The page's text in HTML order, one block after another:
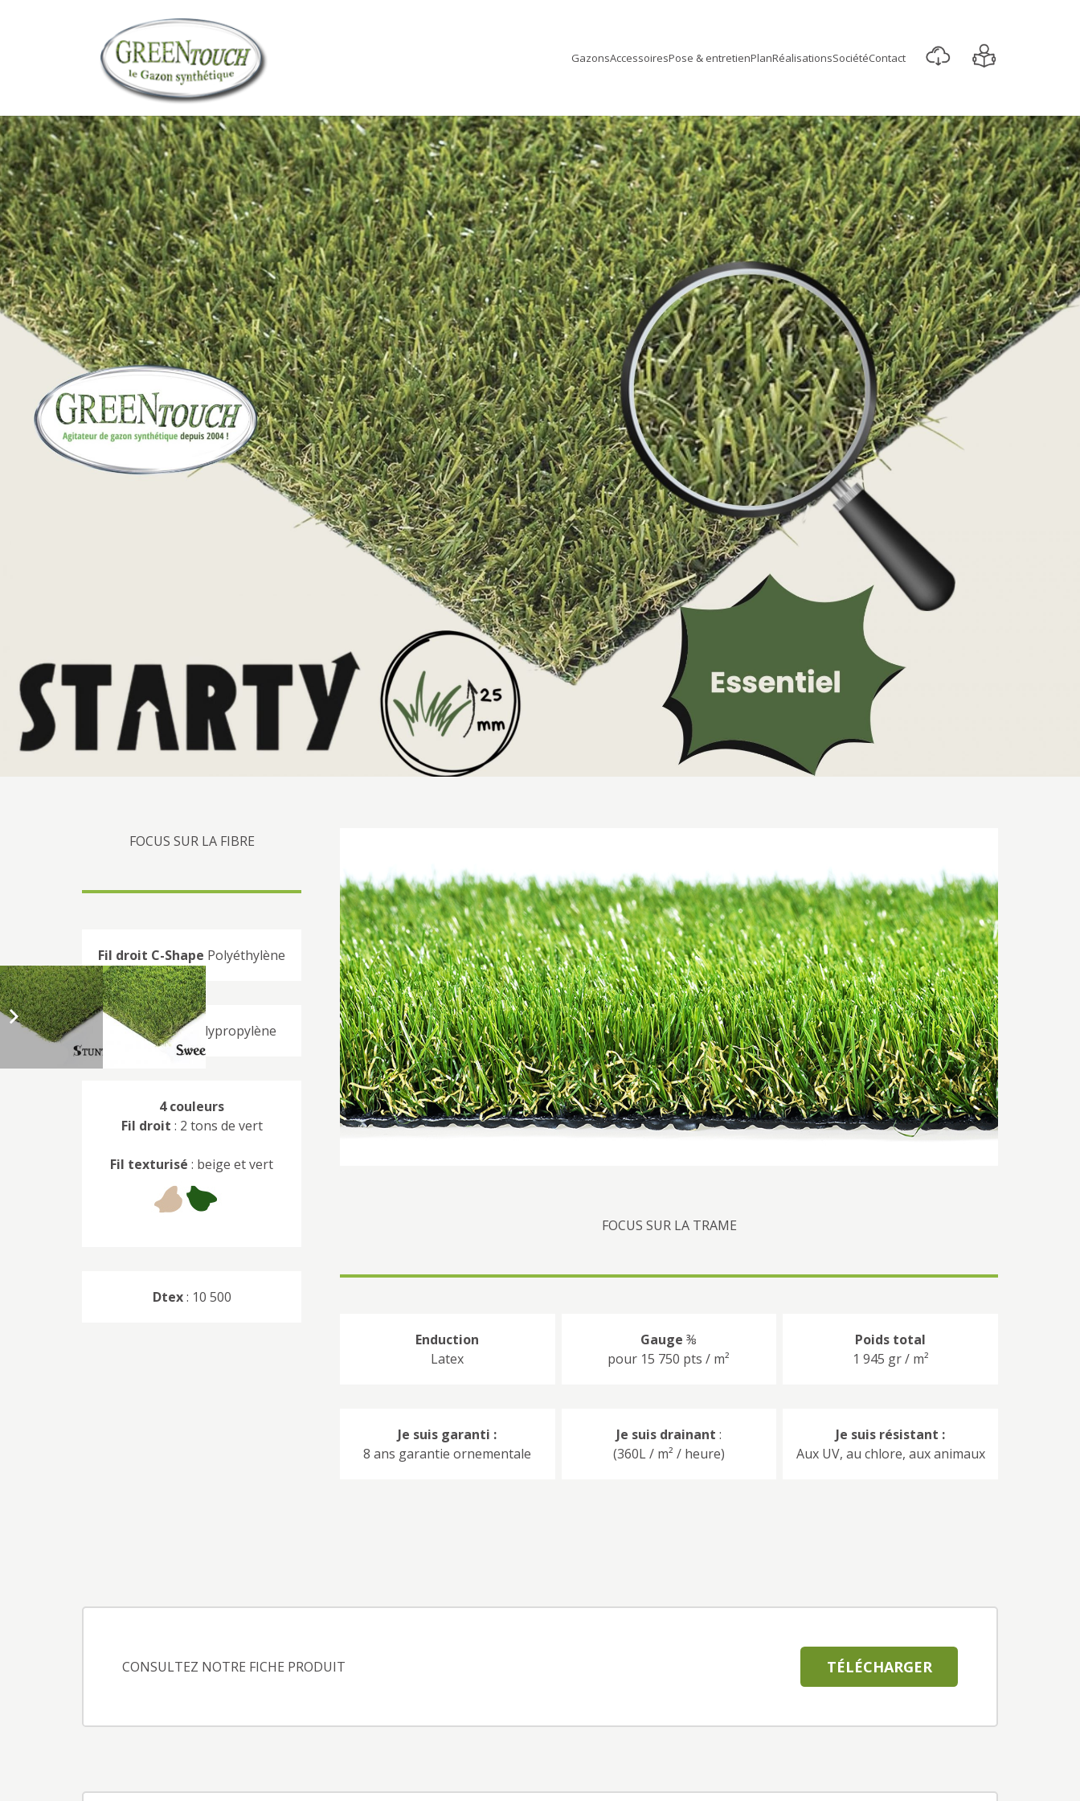
GazonsAccessoiresPose & entretienPlanRéalisationsSociétéContact
FOCUS SUR LA FIBRE
Fil droit C-Shape Polyéthylène
Fil texturiséPolypropylène
4 couleurs
Fil droit : 2 tons de vert
Fil texturisé : beige et vert
Dtex: 10 500
FOCUS SUR LA TRAME
Enduction
Latex
Gauge ⅜
pour 15 750 pts / m²
Poids total
1 945 gr / m²
Je suis garanti :
8 ans garantie ornementale
Je suis drainant :
(360L / m² / heure)
Je suis résistant :
Aux UV, au chlore, aux animaux
CONSULTEZ NOTRE FICHE PRODUIT TÉLÉCHARGER